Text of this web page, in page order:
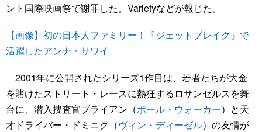
ント国際映画祭で謝罪した。Varietyなどが報じた。
【画像】初の日本人ファミリー！『ジェットブレイク』で
活躍したアンナ・サワイ
2001年に公開されたシリーズ1作目は、若者たちが大金
を賭けたストリート・レースに熱狂するロサンゼルスを舞
台に、潜入捜査官ブライアン（ポール・ウォーカー）と天
才ドライバー・ドミニク（ヴィン・ディーゼル）の友情が